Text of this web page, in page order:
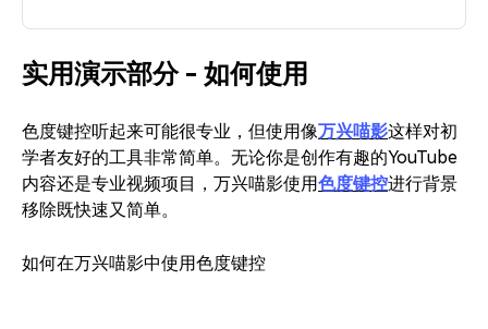
实用演示部分 - 如何使用
色度键控听起来可能很专业，但使用像万兴喵影这样对初
学者友好的工具非常简单。无论你是创作有趣的YouTube
内容还是专业视频项目，万兴喵影使用色度键控进行背景
移除既快速又简单。
如何在万兴喵影中使用色度键控